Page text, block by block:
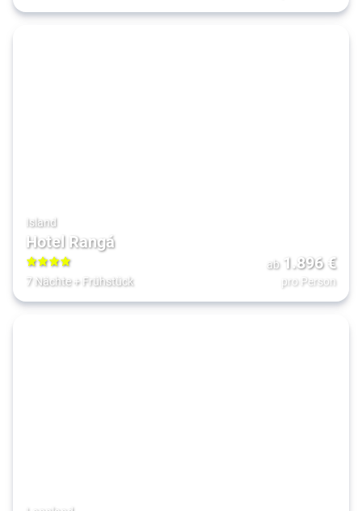
Island
Hotel Rangá
4
7 Nächte+ Frühstück
ab 1.896€
pro Person